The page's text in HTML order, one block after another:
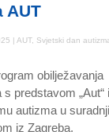
AUT
| AUT, Svjetski dan
obilježavanja
predstavom „Aut“ i
autizma u suradnji
iz Zagreba.